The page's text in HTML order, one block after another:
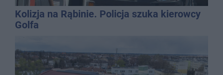
Kolizja na Rąbinie. Policja szuka kierowcy
Golfa